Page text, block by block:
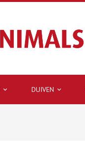
 
DUIVEN